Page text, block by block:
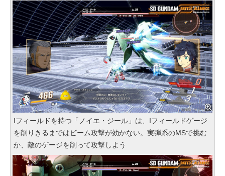
Iフィールドを持つ「ノイエ・ジール」は、Iフィールドゲージ
を削りきるまではビーム攻撃が効かない。実弾系のMSで挑む
か、敵のゲージを削って攻撃しよう